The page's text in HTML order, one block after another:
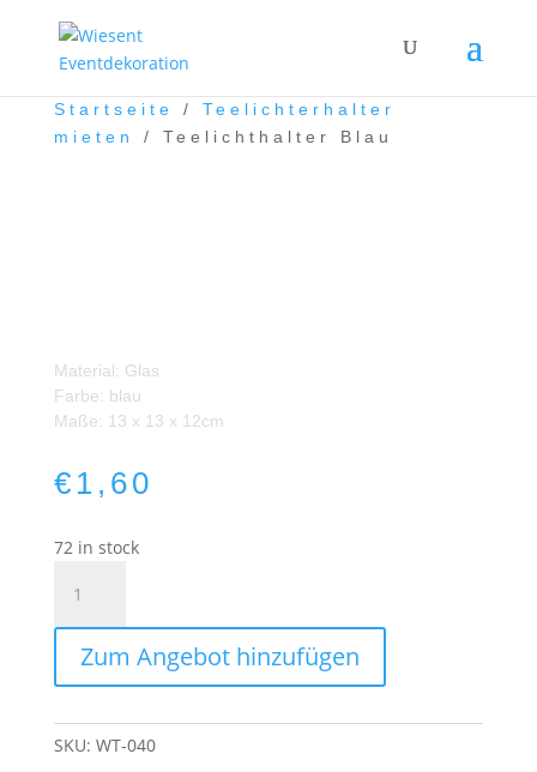
Startseite / Teelichterhalter
mieten
/ Teelichthalter Blau
Material: Glas
Farbe: blau
Maße: 13 x 13 x 12cm
€ 1,60
72 in stock
Blau
quantity
Zum Angebot hinzufügen
SKU: WT-040